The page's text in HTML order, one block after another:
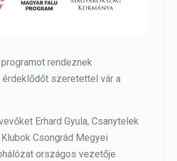
rendeznek
érdeklődőt szeretettel vár a
Erhard Gyula, Csanytelek
Csongrád Megyei
országos vezetője